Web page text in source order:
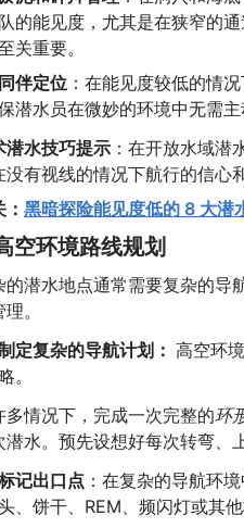
队的能见度，尤其是在狭窄的
关重要。
同伴定位：在能见度较低的情
潜水员在微妙的环境中无需主
潜水技巧提示：在开放水域潜
没有视线的情况下航行的信心
黑暗探险能见度低的 8 大潜
空环境路线规划
的潜水地点通常需要复杂的导
。
定复杂的导航计划： 高空环
。
多情况下，完成一次完整的环
潜水。预先设想好每次转弯、
记出口点 ：在复杂的导航环
、饼干、REM、频闪灯或其